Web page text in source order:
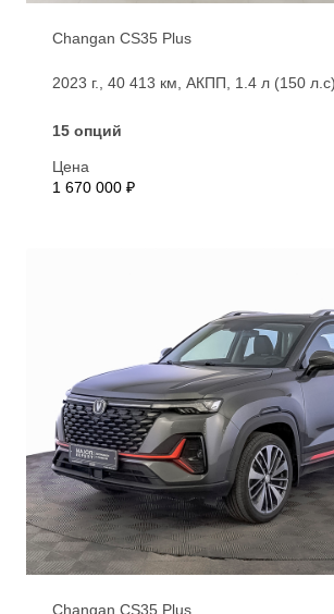
Changan CS35 Plus
2023 г., 40 413 км, АКПП, 1.4 л (150
15 опций
Цена
1 670 000 ₽
Changan CS35 Plus